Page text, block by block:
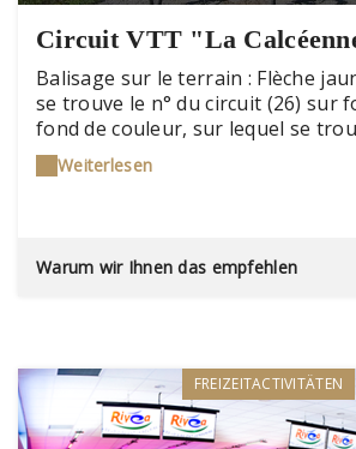
Circuit VTT "La
Balisage sur le terrain : Flèche
se trouve le n° du circuit (26) sur
fond de couleur, sur lequel se
circuit, indique le degré de
Vert : Très facile Bleu : Facile
de départ : Place de l'Eglise
Weiterlesen
Warum wir Ihnen das empfehlen
FREIZEITACTIVITÄTEN